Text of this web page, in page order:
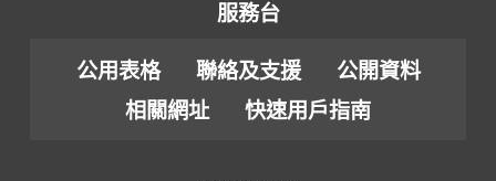
服務台
公用表格 聯絡及支援
公開資料
相關網址
快速用戶指南